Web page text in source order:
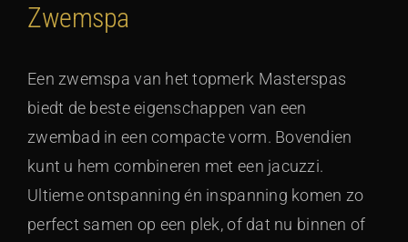
Zwemspa
Een zwemspa van het topmerk Masterspas
biedt de beste eigenschappen van een
zwembad in een compacte vorm. Bovendien
kunt u hem combineren met een jacuzzi.
Ultieme ontspanning én inspanning komen zo
perfect samen op een plek, of dat nu binnen of